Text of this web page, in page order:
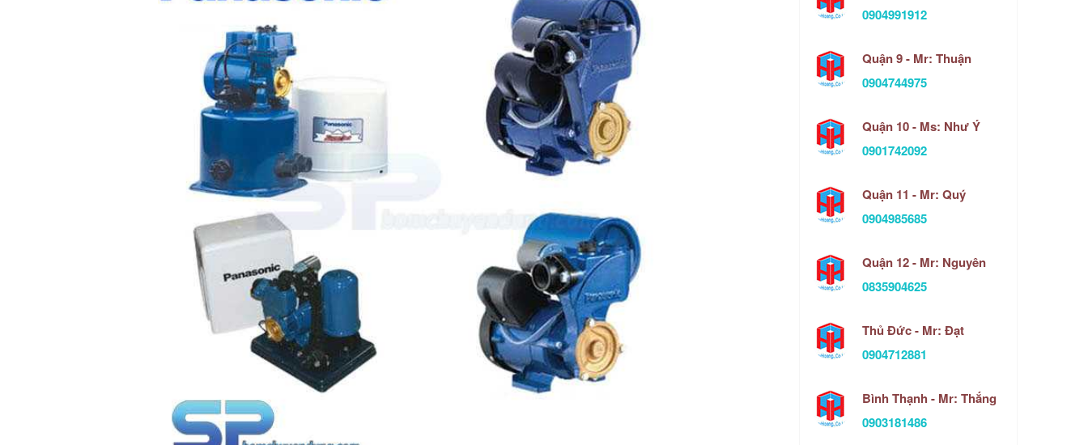
0904991912
Quận 9 - Mr: Thuận
0904744975
Quận 10 - Ms: Như Ý
0901742092
Quận 11 - Mr: Quý
0904985685
Quận 12 - Mr: Nguyên
0835904625
Thủ Đức - Mr: Đạt
0904712881
Bình Thạnh - Mr: Thắng
0903181486